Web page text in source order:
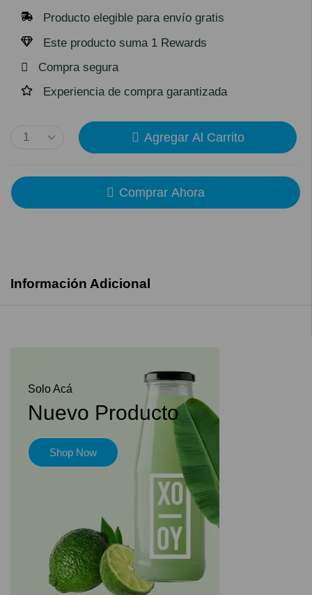
Producto elegible para envío gratis
Este producto suma 1 Rewards
Compra segura
Experiencia de compra garantizada
Agregar Al Carrito
Comprar Ahora
Información Adicional
Solo Acá
Nuevo Producto
Shop Now